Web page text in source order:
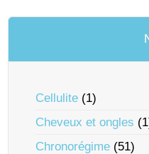
Cellulite (1)
Cheveux et ongles
Chronorégime (51)